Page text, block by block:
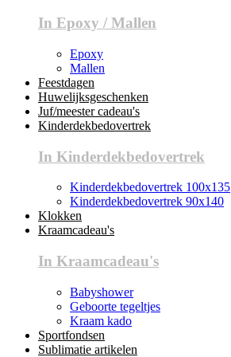
In Epoxy / Mallen
Epoxy
Mallen
Feestdagen
Huwelijksgeschenken
Juf/meester cadeau's
Kinderdekbedovertrek
In Kinderdekbedovertrek
Kinderdekbedovertrek 100x135
Kinderdekbedovertrek 90x140
Klokken
Kraamcadeau's
In Kraamcadeau's
Babyshower
Geboorte tegeltjes
Kraam kado
Sportfondsen
Sublimatie artikelen